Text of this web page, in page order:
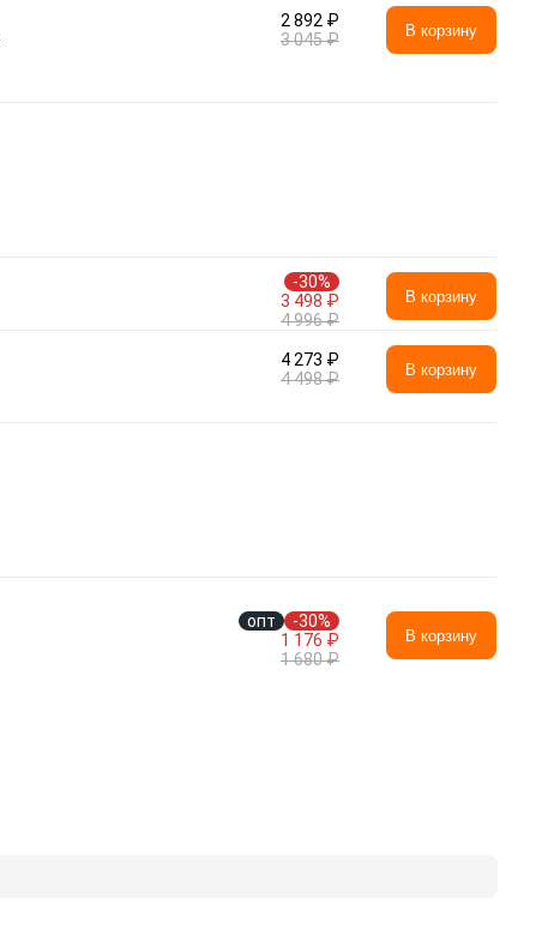
2 892 ₽
3 045 ₽
В корзину
-30%
3 498 ₽
4 996 ₽
В корзину
4 273 ₽
4 498 ₽
В корзину
опт
-30%
1 176 ₽
1 680 ₽
В корзину